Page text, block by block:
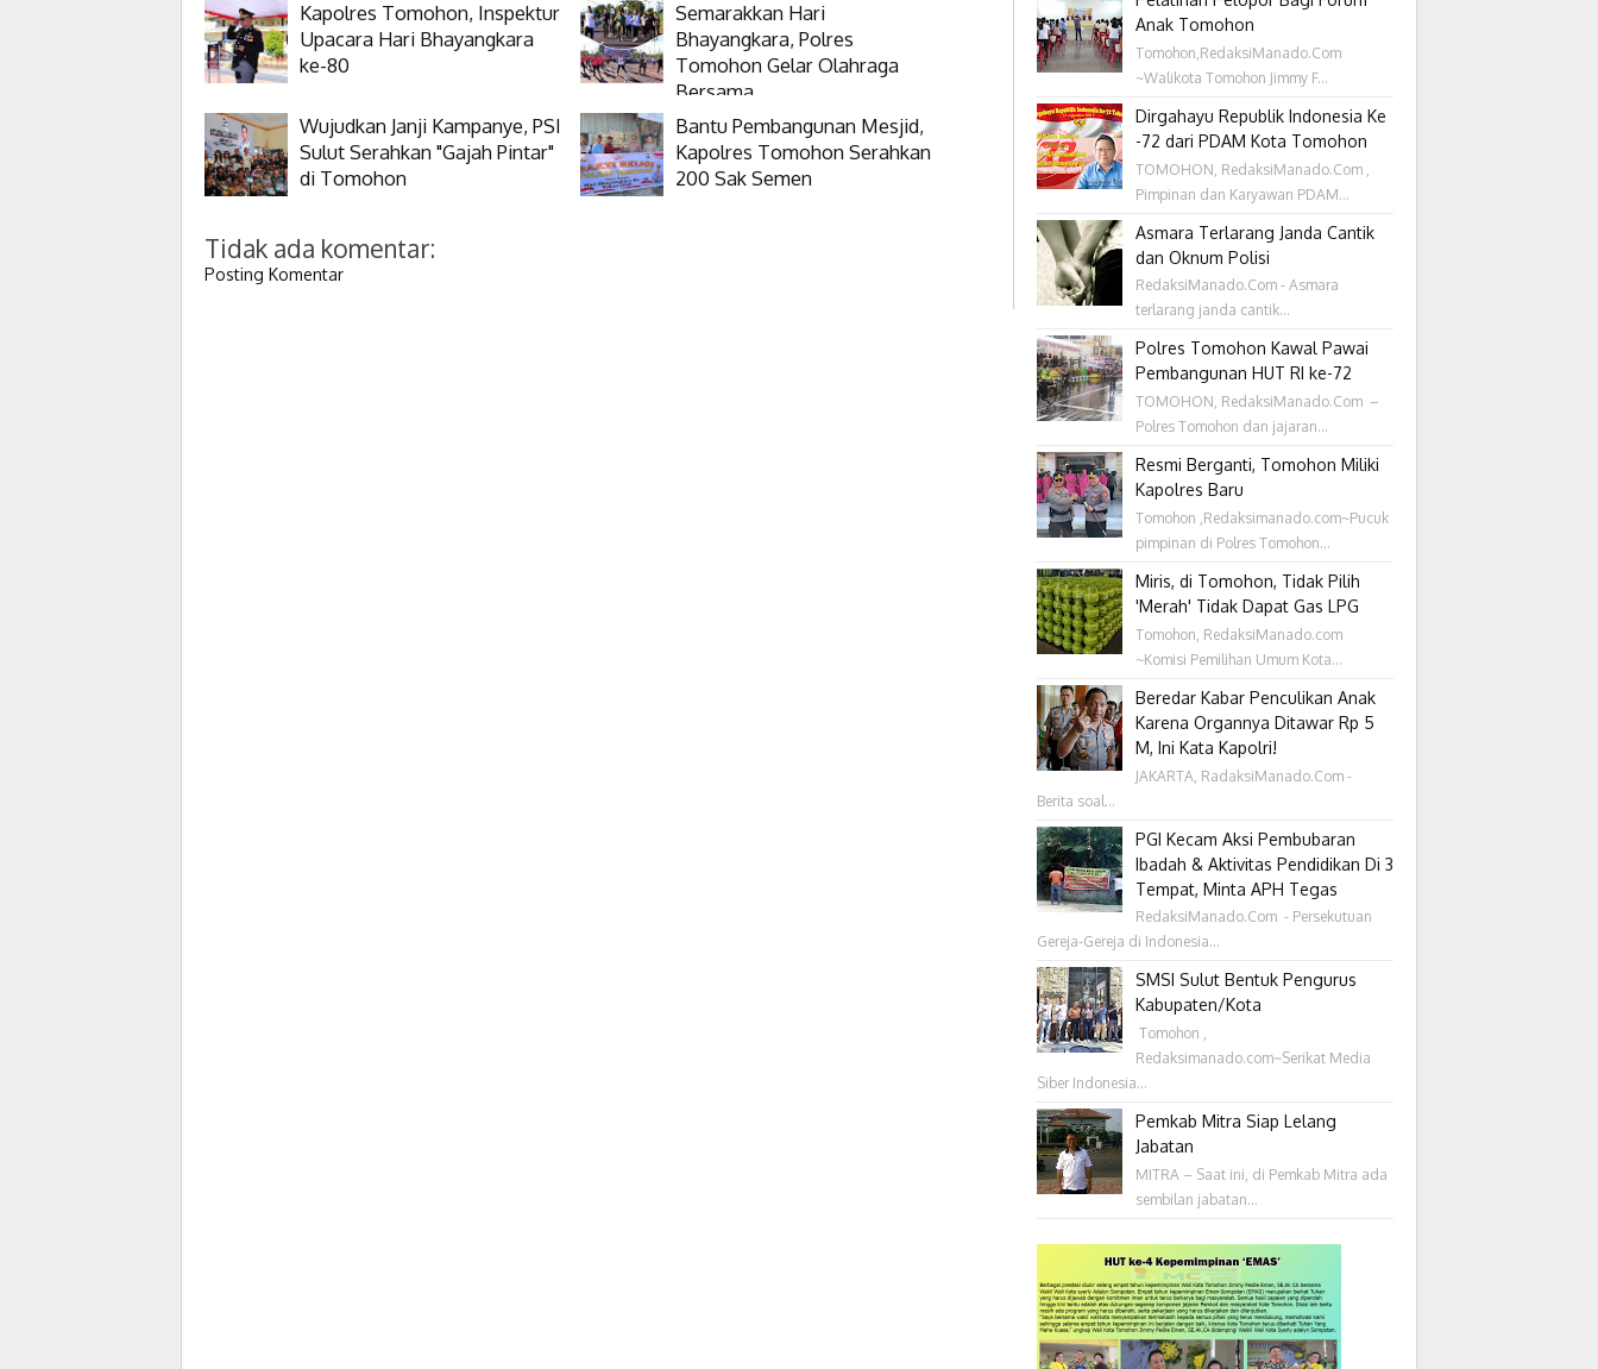
Kapolres Tomohon, Inspektur
Upacara Hari Bhayangkara
ke-80
Semarakkan Hari
Bhayangkara, Polres
Tomohon Gelar Olahraga
Bersama
Wujudkan Janji Kampanye, PSI
Sulut Serahkan "Gajah Pintar"
di Tomohon
Bantu Pembangunan Mesjid,
Kapolres Tomohon Serahkan
200 Sak Semen
Tidak ada komentar:
Posting Komentar
Anak Tomohon
Tomohon,RedaksiManado.Com
~Walikota Tomohon Jimmy F...
Dirgahayu Republik Indonesia Ke
-72 dari PDAM Kota Tomohon
TOMOHON, RedaksiManado.Com ,
Pimpinan dan Karyawan PDAM...
Asmara Terlarang Janda Cantik
dan Oknum Polisi
RedaksiManado.Com - Asmara
terlarang janda cantik...
Polres Tomohon Kawal Pawai
Pembangunan HUT RI ke-72
TOMOHON, RedaksiManado.Com –
Polres Tomohon dan jajaran...
Resmi Berganti, Tomohon Miliki
Kapolres Baru
Tomohon ,Redaksimanado.com~Pucuk
pimpinan di Polres Tomohon...
Miris, di Tomohon, Tidak Pilih
'Merah' Tidak Dapat Gas LPG
Tomohon, RedaksiManado.com
~Komisi Pemilihan Umum Kota...
Beredar Kabar Penculikan Anak
Karena Organnya Ditawar Rp 5
M, Ini Kata Kapolri!
JAKARTA, RadaksiManado.Com -
Berita soal...
PGI Kecam Aksi Pembubaran
Ibadah & Aktivitas Pendidikan Di 3
Tempat, Minta APH Tegas
RedaksiManado.Com - Persekutuan
Gereja-Gereja di Indonesia...
SMSI Sulut Bentuk Pengurus
Kabupaten/Kota
‎ Tomohon ,
Redaksimanado.com~Serikat Media
Siber Indonesia...
Pemkab Mitra Siap Lelang
Jabatan
MITRA – Saat ini, di Pemkab Mitra ada
sembilan jabatan...